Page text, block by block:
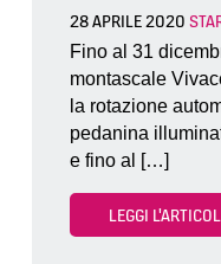
28 APRILE 2020
Fino al 31
montascale
la rotazione
pedanina
e fino al […]
LEGGI